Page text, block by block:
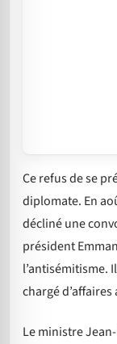
Ce refus de se
diplomate. En
décliné une
président
l’antisémitisme.
chargé
Le ministre